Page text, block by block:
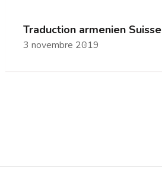
Traduction armenien Suisse
3 novembre 2019